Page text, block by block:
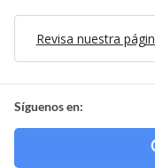
Revisa nuestra
Síguenos en: